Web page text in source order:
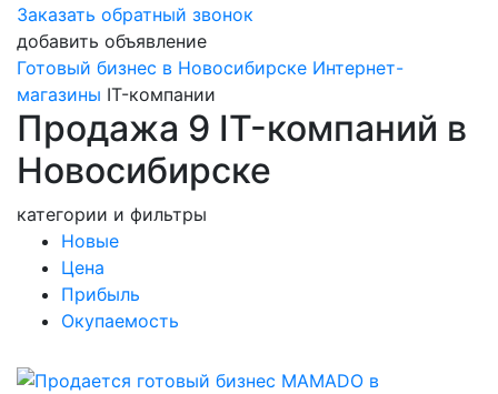
Заказать обратный звонок
добавить объявление
Готовый бизнес в Новосибирске Интернет-
магазины IT-компании
Продажа 9 IT-компаний в
Новосибирске
категории и фильтры
Новые
Цена
Прибыль
Окупаемость